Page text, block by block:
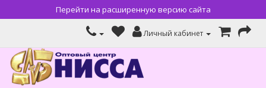
Перейти на расширенную версию сайта
Личный кабинет